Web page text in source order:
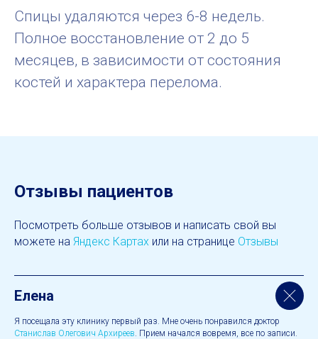
Спицы удаляются через 6-8 недель.
Полное восстановление от 2 до 5
месяцев, в зависимости от состояния
костей и характера перелома.
Отзывы пациентов
Посмотреть больше отзывов и написать свой вы
можете на Яндекс Картах или на странице Отзывы
Елена
Я посещала эту клинику первый раз. Мне очень понравился доктор
Станислав Олегович Архиреев . Прием начался вовремя, все по записи.